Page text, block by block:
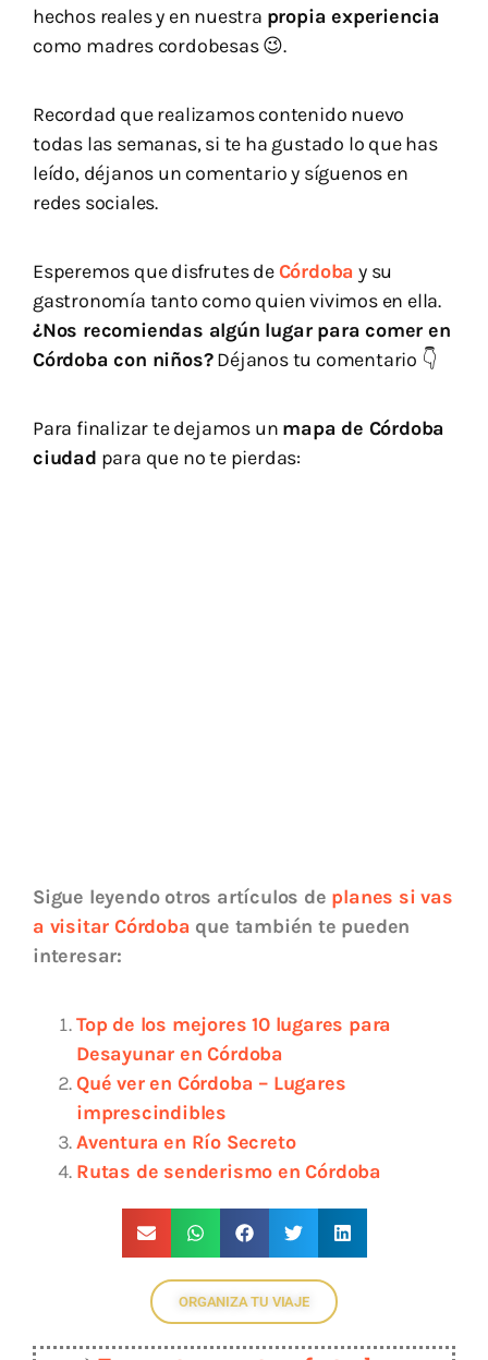
hechos reales y en nuestra propia experiencia
como madres cordobesas 😉.
Recordad que realizamos contenido nuevo
todas las semanas, si te ha gustado lo que has
leído, déjanos un comentario y síguenos en
redes sociales.
Esperemos que disfrutes deCórdoba y su
gastronomía tanto como quien vivimos en ella.
¿Nos recomiendas algún lugar para comer en
Córdoba con niños?Déjanos tu comentario 👇
Para finalizar te dejamos un mapa de Córdoba
ciudad para que no te pierdas:
Sigue leyendo otros artículos de planes si vas
a visitar Córdoba que también te pueden
interesar:
Top de los mejores 10 lugares para
Desayunar en Córdoba
Qué ver en Córdoba – Lugares
imprescindibles
Aventura en Río Secreto
Rutas de senderismo en Córdoba
ORGANIZA TU VIAJE